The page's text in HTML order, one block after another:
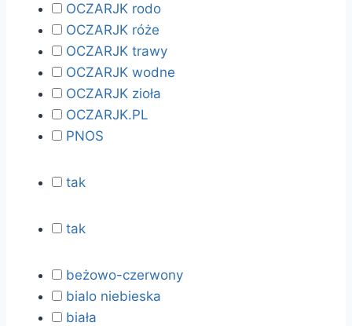
OCZARJK rodo
OCZARJK róże
OCZARJK trawy
OCZARJK wodne
OCZARJK zioła
OCZARJK.PL
PNOS
tak
tak
beżowo-czerwony
bialo niebieska
biała